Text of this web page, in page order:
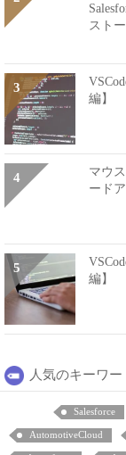
スト
編】
マウ
ード
編】
人気のキーワー
Salesforce
AutomotiveCloud